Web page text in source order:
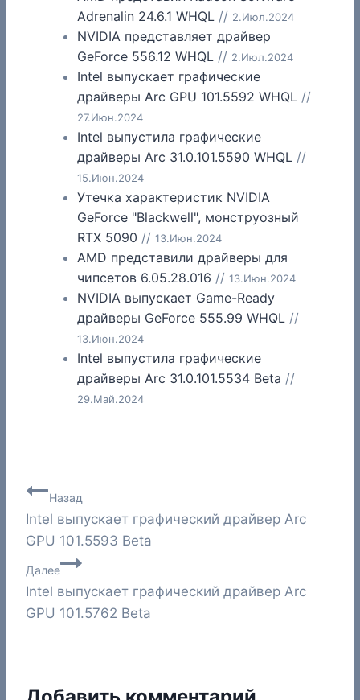
Adrenalin 24.6.1 WHQL // 2.Июл.2024
NVIDIA представляет драйвер
GeForce 556.12 WHQL // 2.Июл.2024
Intel выпускает графические
драйверы Arc GPU 101.5592 WHQL //
27.Июн.2024
Intel выпустила графические
драйверы Arc 31.0.101.5590 WHQL //
15.Июн.2024
Утечка характеристик NVIDIA
GeForce "Blackwell", монструозный
RTX 5090 // 13.Июн.2024
AMD представили драйверы для
чипсетов 6.05.28.016 // 13.Июн.2024
NVIDIA выпускает Game-Ready
драйверы GeForce 555.99 WHQL //
13.Июн.2024
Intel выпустила графические
драйверы Arc 31.0.101.5534 Beta //
29.Май.2024
Навигация
по
записям
Назад
Intel выпускает графический драйвер Arc
GPU 101.5593 Beta
Далее
Intel выпускает графический драйвер Arc
GPU 101.5762 Beta